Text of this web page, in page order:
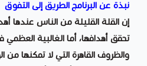
نبذة عن البرنامج الطريق إلى التفوق
إن القلة القليلة من الناس عندها
تحقق أهدافها، أما الغالبية
والظروف القاهرة التي لا تمكنها من